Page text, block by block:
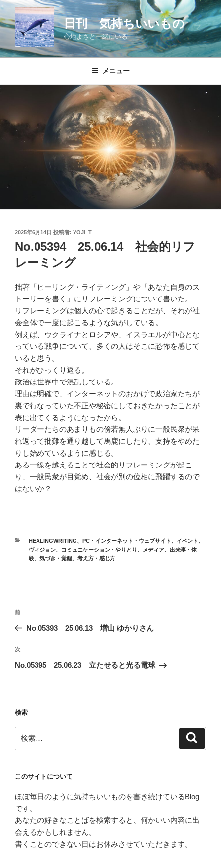
コ
ン
テ
ツ
日刊 気持ちいいもの
心地よさと一緒にいる
メニュー
投
稿
日:
2025年6月14日 投稿者: YOJI_T
No.05394 25.06.14 社会的リフ
レーミング
拙著「ヒーリング・ライティング」や「あなた自身のス
トーリーを書く」にリフレーミングについて書いた。
リフレーミングは個人の心で起きることだが、それが社
会全体で一度に起こるような気がしている。
例えば、ウクライナとロシアや、イスラエルが中心とな
っている戦争について、多くの人はそこに恐怖を感じて
いると思う。
それがひっくり返る。
政治は世界中で混乱している。
理由は明確で、インターネットのおかげで政治家たちが
裏で行なっていた不正や秘密にしておきたかったことが
表に出てくるようになったから。
リーダーたちのあまりもの傍若無人ぶりに一般民衆が呆
れ返って批難を通り越して馬鹿にしたり、支持をやめた
りし始めているように感じる。
ある一線を越えることで社会的リフレーミングが起こ
り、一般民衆が目覚め、社会が別の位相に飛躍するので
はないか？
カ
テ
ゴ
HEALINGWRITING、 PC・インターネット・ウェブサイト 、 イベント 、
ヴィジョン、 コミュニケーション・やりとり 、 メディア、 出来事・体
験、 気づき・覚醒、 考え方・感じ方
投
ビ
ゲ
ン
前
の
稿
前
No.05393 25.06.13 増山 ゆかりさん
次
の
次
No.05395 25.06.23 立たせると光る電球
検索
索:
このサイトについて
ほぼ毎日のように気持ちいいものを書き続けているBlog
です。
あなたの好きなことばを検索すると、何かいい内容に出
会えるかもしれません。
書くことのできない日はお休みさせていただきます。